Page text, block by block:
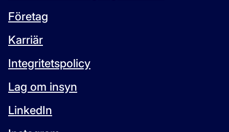
Företag
Karriär
Integritetspolicy
Lag om insyn
LinkedIn